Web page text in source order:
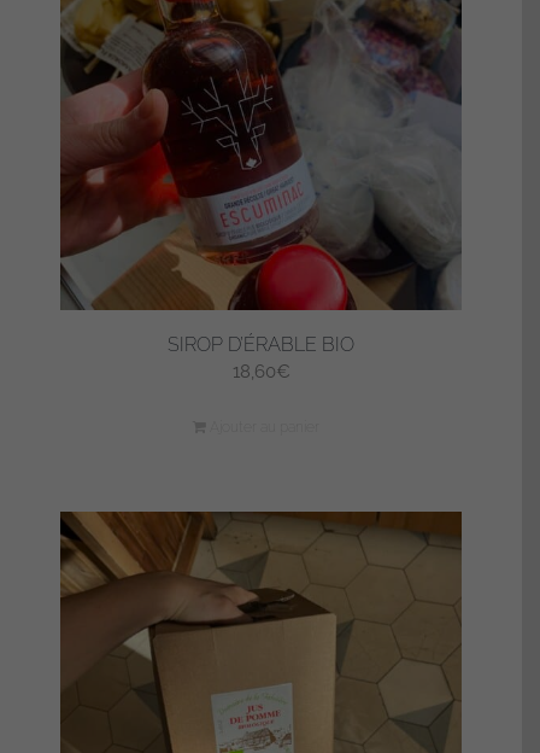
SIROP D’ÉRABLE BIO
18,60€